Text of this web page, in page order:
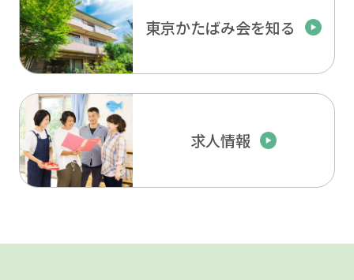
東京かたばみ会を知る
求人情報